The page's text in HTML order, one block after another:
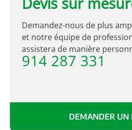
Demandez-nous de plus
et notre équipe de
assistera de manière
914 287 331
DEMANDER UN